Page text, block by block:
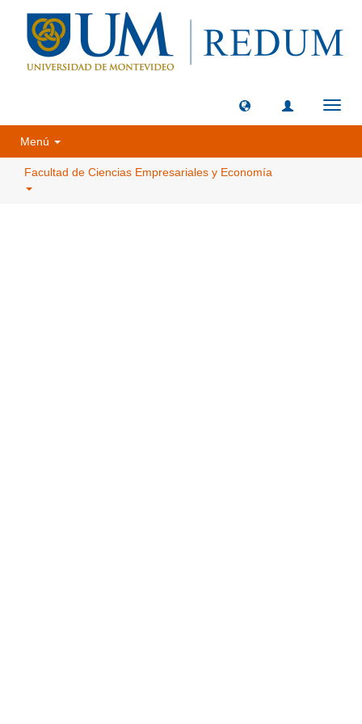
Menú
Facultad de Ciencias Empresariales y Economía